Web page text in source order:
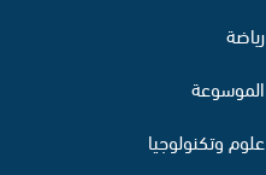
رياضة
الموسوعة
علوم وتكنولوجيا